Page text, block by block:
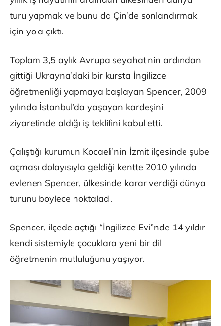
turu yapmak ve bunu da Çin’de sonlandırmak
için yola çıktı.
Toplam 3,5 aylık Avrupa seyahatinin ardından
gittiği Ukrayna’daki bir kursta İngilizce
öğretmenliği yapmaya başlayan Spencer, 2009
yılında İstanbul’da yaşayan kardeşini
ziyaretinde aldığı iş teklifini kabul etti.
Çalıştığı kurumun Kocaeli’nin İzmit ilçesinde şube
açması dolayısıyla geldiği kentte 2010 yılında
evlenen Spencer, ülkesinde karar verdiği dünya
turunu böylece noktaladı.
Spencer, ilçede açtığı “İngilizce Evi”nde 14 yıldır
kendi sistemiyle çocuklara yeni bir dil
öğretmenin mutluluğunu yaşıyor.